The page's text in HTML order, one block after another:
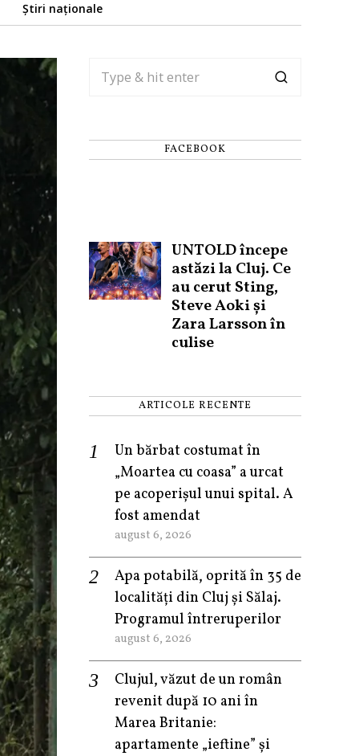
Știri naționale
FACEBOOK
UNTOLD începe
astăzi la Cluj. Ce
au cerut Sting,
Steve Aoki și
Zara Larsson în
culise
ARTICOLE RECENTE
Un bărbat costumat în
„Moartea cu coasa” a urcat
pe acoperișul unui spital. A
fost amendat
august 6, 2026
Apa potabilă, oprită în 35 de
localități din Cluj și Sălaj.
Programul întreruperilor
august 6, 2026
Clujul, văzut de un român
revenit după 10 ani în
Marea Britanie:
apartamente „ieftine” și